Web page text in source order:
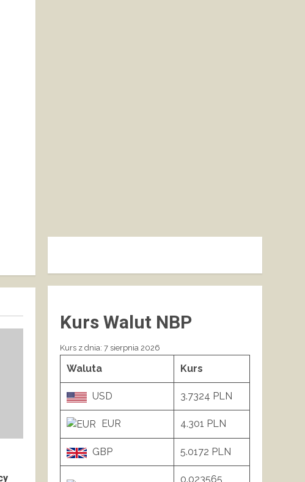
Kurs Walut NBP
Kurs z dnia: 7 sierpnia 2026
Waluta Kurs
USD 3.7324 PLN
EUR 4.301 PLN
GBP 5.0172 PLN
0.023565